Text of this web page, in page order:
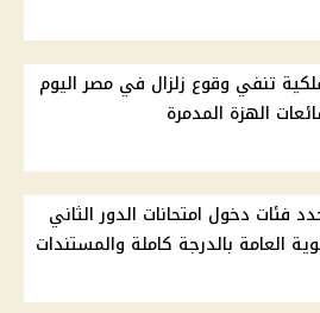
تنفي وقوع زلزال في مصر اليوم
الهزة المدمرة
فئات دخول امتحانات الدور الثاني
العامة بالدرجة كاملة والمستندات